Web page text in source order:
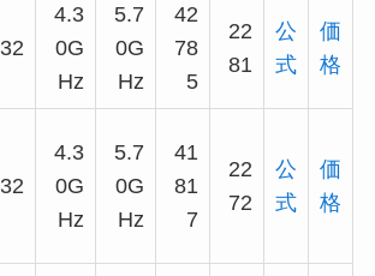
32
4.3
0G
Hz
5.7
0G
Hz
42
78
5
22
81
公
式
価
格
32
4.3
0G
Hz
5.7
0G
Hz
41
81
7
22
72
公
式
価
格